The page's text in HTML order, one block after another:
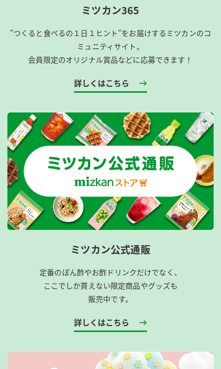
ミツカン365
”つくると食べるの１日１ヒント”をお届けするミツカンのコ
ミュニティサイト。
会員限定のオリジナル賞品などに応募できます！
詳しくはこちら
ミツカン公式通販
定番のぽん酢やお酢ドリンクだけでなく、
ここでしか買えない限定商品やグッズも
販売中です。
詳しくはこちら